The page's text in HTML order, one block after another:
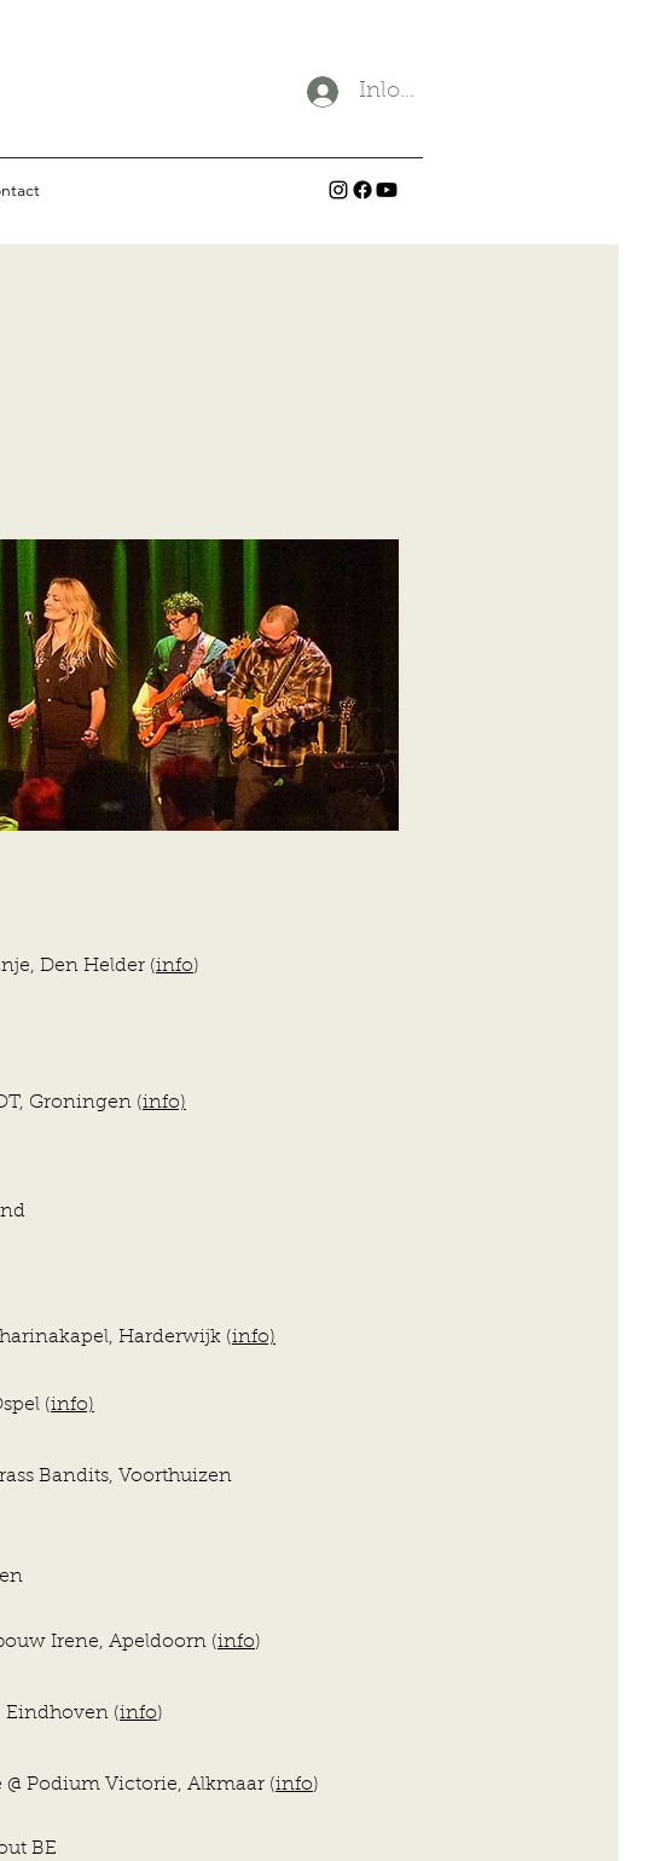
Inloggen
Den Helder (info)
Groningen (info)
Harderwijk (info)
(info)
Bandits, Voorthuizen
Irene, Apeldoorn (info)
Eindhoven (info)
Podium Victorie, Alkmaar (info)
BE